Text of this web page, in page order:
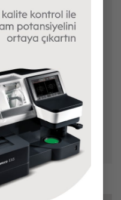
için adım,
tarayıcıya